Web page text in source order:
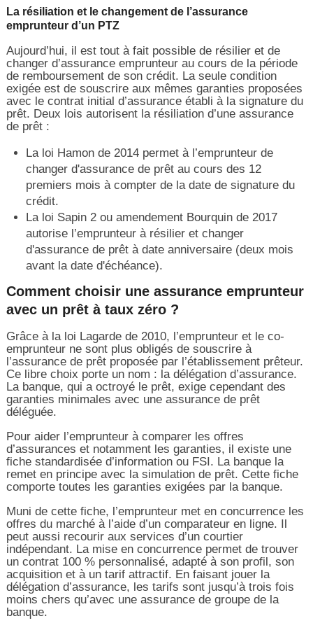
La résiliation et le changement de l’assurance
emprunteur d’un PTZ
Aujourd’hui, il est tout à fait possible de résilier et de
changer d’assurance emprunteur au cours de la période
de remboursement de son crédit. La seule condition
exigée est de souscrire aux mêmes garanties proposées
avec le contrat initial d’assurance établi à la signature du
prêt. Deux lois autorisent la résiliation d’une assurance
de prêt :
La loi Hamon de 2014 permet à l’emprunteur de
changer d'assurance de prêt au cours des 12
premiers mois à compter de la date de signature du
crédit.
La loi Sapin 2 ou amendement Bourquin de 2017
autorise l’emprunteur à résilier et changer
d'assurance de prêt à date anniversaire (deux mois
avant la date d'échéance).
Comment choisir une assurance emprunteur
avec un prêt à taux zéro ?
Grâce à la loi Lagarde de 2010, l’emprunteur et le co-
emprunteur ne sont plus obligés de souscrire à
l’assurance de prêt proposée par l’établissement prêteur.
Ce libre choix porte un nom : la délégation d’assurance.
La banque, qui a octroyé le prêt, exige cependant des
garanties minimales avec une assurance de prêt
déléguée.
Pour aider l’emprunteur à comparer les offres
d’assurances et notamment les garanties, il existe une
fiche standardisée d’information ou FSI. La banque la
remet en principe avec la simulation de prêt. Cette fiche
comporte toutes les garanties exigées par la banque.
Muni de cette fiche, l’emprunteur met en concurrence les
offres du marché à l’aide d’un comparateur en ligne. Il
peut aussi recourir aux services d’un courtier
indépendant. La mise en concurrence permet de trouver
un contrat 100 % personnalisé, adapté à son profil, son
acquisition et à un tarif attractif. En faisant jouer la
délégation d’assurance, les tarifs sont jusqu’à trois fois
moins chers qu’avec une assurance de groupe de la
banque.